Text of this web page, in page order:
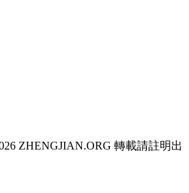
ZHENGJIAN.ORG 轉載請註明出